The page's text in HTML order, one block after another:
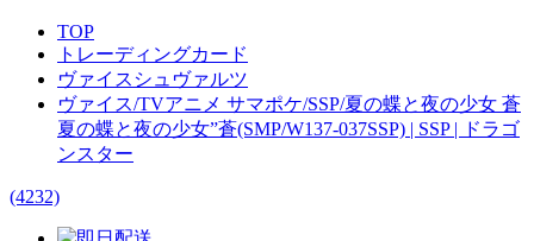
TOP
トレーディングカード
ヴァイスシュヴァルツ
ヴァイス/TVアニメ サマポケ/SSP/夏の蝶と夜の少女 蒼
夏の蝶と夜の少女”蒼(SMP/W137-037SSP) | SSP | ドラゴ
ンスター
(4232)